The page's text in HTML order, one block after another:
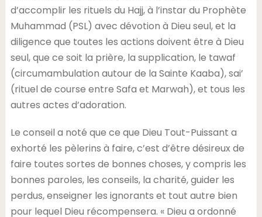
d’accomplir les rituels du Hajj, à l’instar du Prophète
Muhammad (PSL) avec dévotion à Dieu seul, et la
diligence que toutes les actions doivent être à Dieu
seul, que ce soit la prière, la supplication, le tawaf
(circumambulation autour de la Sainte Kaaba), sai’
(rituel de course entre Safa et Marwah), et tous les
autres actes d’adoration.
Le conseil a noté que ce que Dieu Tout-Puissant a
exhorté les pèlerins à faire, c’est d’être désireux de
faire toutes sortes de bonnes choses, y compris les
bonnes paroles, les conseils, la charité, guider les
perdus, enseigner les ignorants et tout autre bien
pour lequel Dieu récompensera. « Dieu a ordonné